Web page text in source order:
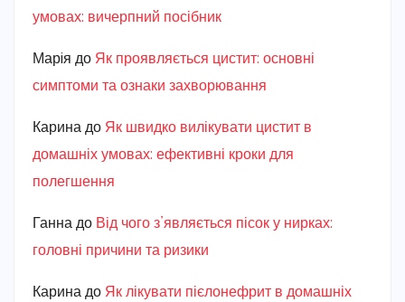
умовах: вичерпний посібник
Марiя до Як проявляється цистит: основні
симптоми та ознаки захворювання
Карина до Як швидко вилікувати цистит в
домашніх умовах: ефективні кроки для
полегшення
Ганна до Від чого з’являється пісок у нирках:
головні причини та ризики
Карина до Як лікувати пієлонефрит в домашніх